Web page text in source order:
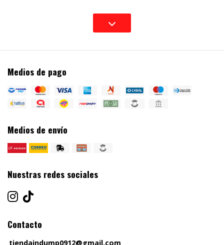
Medios de pago
Medios de envío
Nuestras redes sociales
Contacto
tiendaindump0912@gmail.com